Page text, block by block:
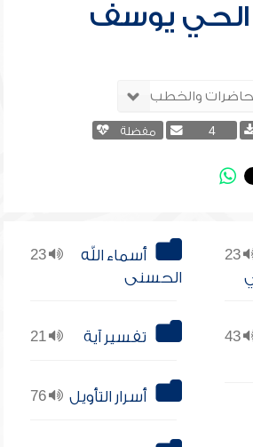
الحي يوسف
4 مفضلة
23
23
أسماء الله
الحسنى
43
21 تفسير آية
76 أسرار التأويل